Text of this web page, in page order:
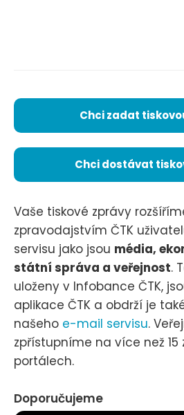
Chci zadat
Chci dostávat
Vaše tiskové zprávy
zpravodajstvím ČTK
servisu jako jsou média,
státní správa a veřejnost.
uloženy v Infobance ČTK,
aplikace ČTK a obdrží je
našeho e-mail servisu.
zpřístupníme na více než
portálech.
Doporučujeme